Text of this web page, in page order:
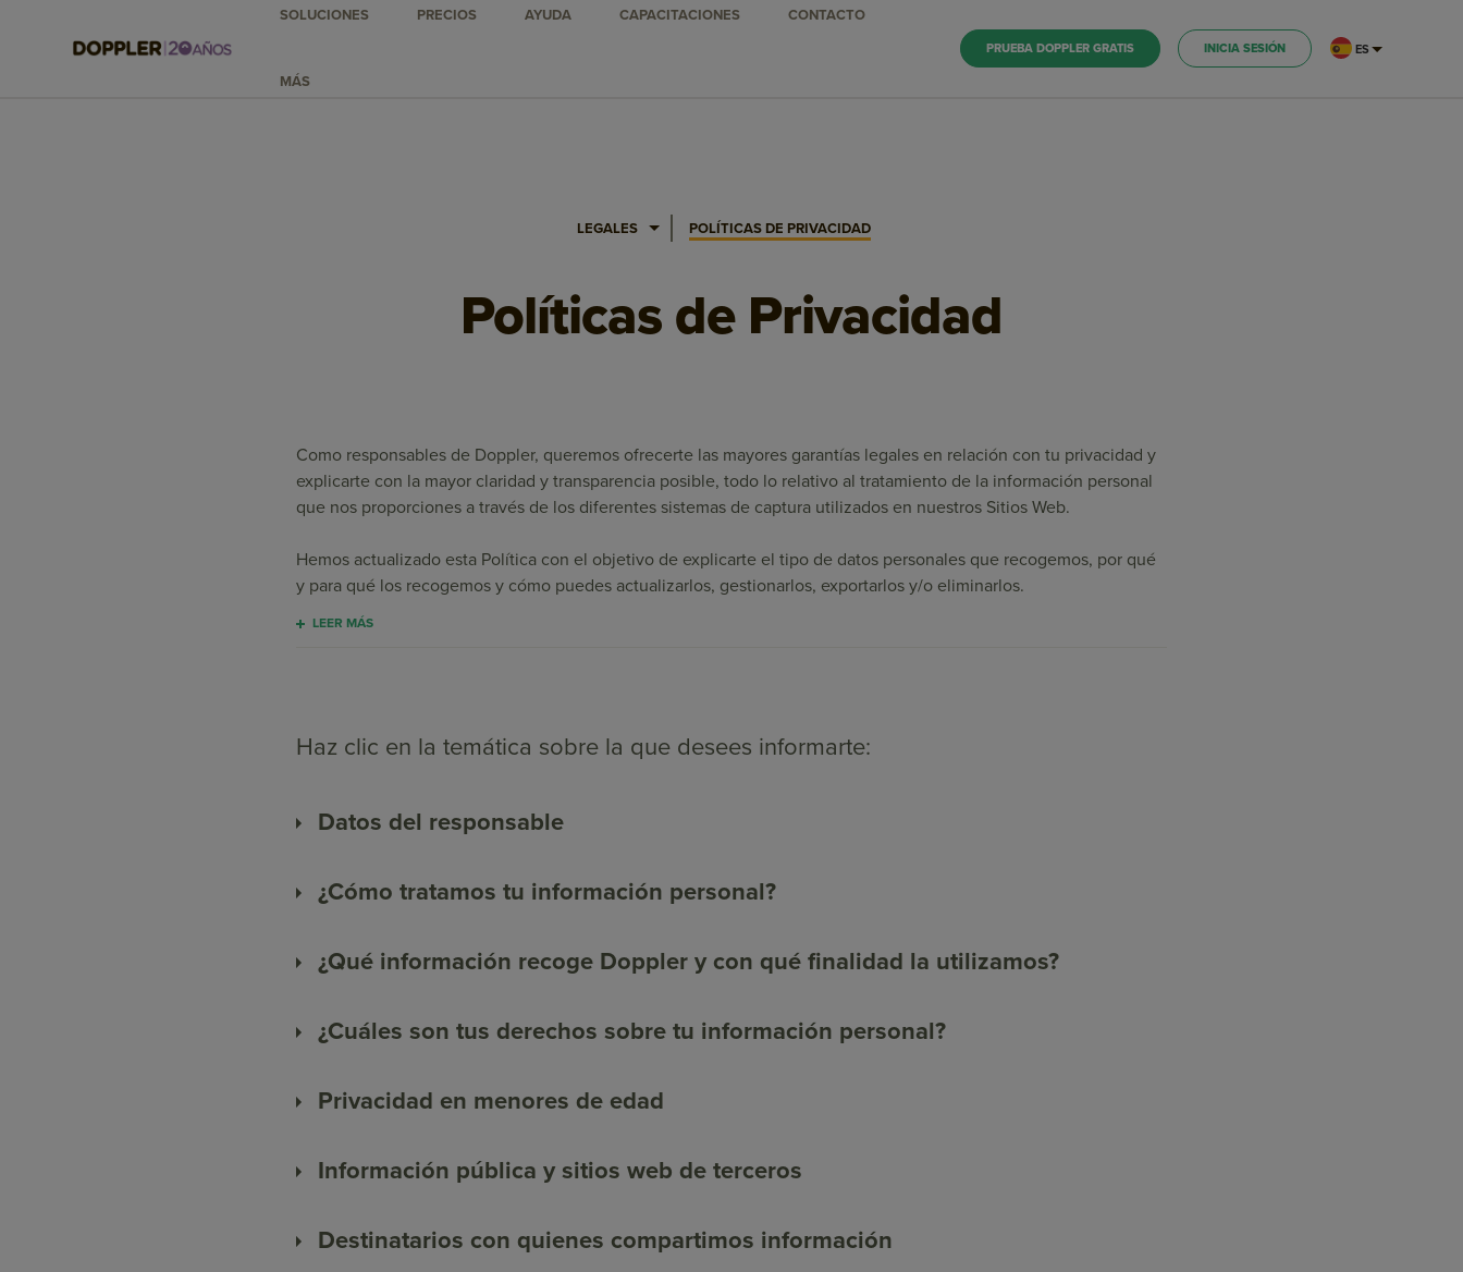
SOLUCIONES PRECIOS AYUDA CAPACITACIONES CONTACTO
MÁS
PRUEBA DOPPLER GRATIS INICIA SESIÓN ES
LEGALES POLÍTICAS DE PRIVACIDAD
Políticas de Privacidad
Como responsables de Doppler, queremos ofrecerte las mayores garantías legales en relación con tu privacidad y
explicarte con la mayor claridad y transparencia posible, todo lo relativo al tratamiento de la información personal
que nos proporciones a través de los diferentes sistemas de captura utilizados en nuestros Sitios Web.
Hemos actualizado esta Política con el objetivo de explicarte el tipo de datos personales que recogemos, por qué
y para qué los recogemos y cómo puedes actualizarlos, gestionarlos, exportarlos y/o eliminarlos.
LEER MÁS
Haz clic en la temática sobre la que desees informarte:
Datos del responsable
¿Cómo tratamos tu información personal?
¿Qué información recoge Doppler y con qué finalidad la utilizamos?
¿Cuáles son tus derechos sobre tu información personal?
Privacidad en menores de edad
Información pública y sitios web de terceros
Destinatarios con quienes compartimos información